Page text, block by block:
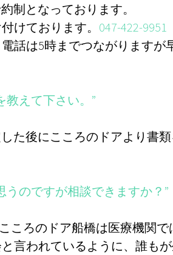
制となっております。
けております。 047-422-9951
話は5時までつながりますが
教えて下さい。”
後にこころのドアより書類
うのですが相談できますか？”
ろのドア船橋は医療機関
言われているように、誰も